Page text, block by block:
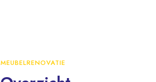
MEUBELRENOVATIE